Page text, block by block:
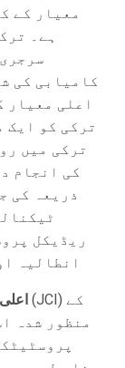
معیار کے
ہے۔
کامیابی کی
اعلی معیار
ترکی کو ایک
ترکی میں
کی انجام
ذریعہ کی
ریڈیکل
انطالیہ
منظور شدہ